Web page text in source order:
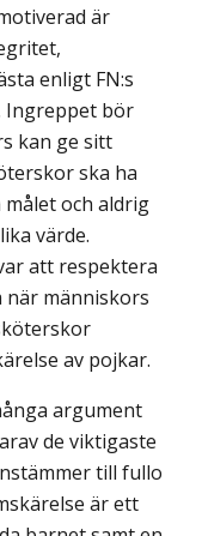
är
enligt FN:s
Ingreppet bör
kan ge sitt
ska ha
och aldrig
värde.
att respektera
människors
av pojkar.
argument
de viktigaste
till fullo
är ett